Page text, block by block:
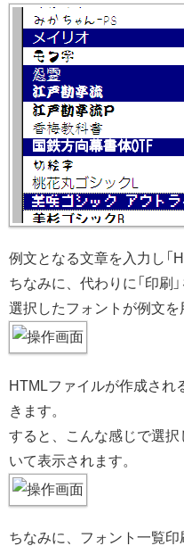
例文となる文章を入力し「
ちなみに、代わりに「印刷
選択したフォントが例文を
HTMLファイルが作成され
きます。
すると、こんな感じで選
いて表示されます。
ちなみに、フォント一覧